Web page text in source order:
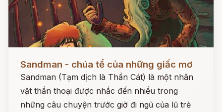
Sandman - chúa tể của những giấc mơ
Sandman (Tạm dịch là Thần Cát) là một nhân
vật thần thoại được nhắc đến nhiều trong
những câu chuyện trước giờ đi ngủ của lũ trẻ